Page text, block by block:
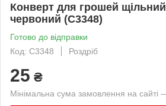
Конверт для грошей
червоний (C3348)
Готово до відправки
Код: C3348
Роздріб
25 ₴
Мінімальна сума замовлення на сайті